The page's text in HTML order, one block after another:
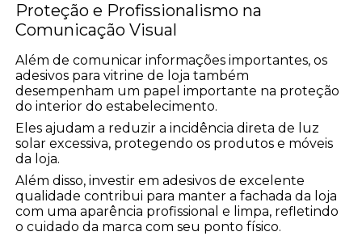
Proteção e Profissionalismo na
Comunicação Visual
Além de comunicar informações importantes, os
adesivos para vitrine de loja também
desempenham um papel importante na proteção
do interior do estabelecimento.
Eles ajudam a reduzir a incidência direta de luz
solar excessiva, protegendo os produtos e móveis
da loja.
Além disso, investir em adesivos de excelente
qualidade contribui para manter a fachada da loja
com uma aparência profissional e limpa, refletindo
o cuidado da marca com seu ponto físico.